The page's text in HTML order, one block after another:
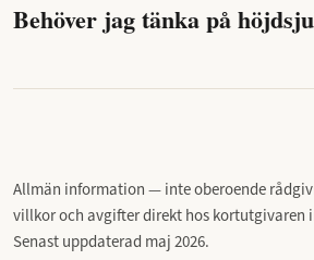
Behöver jag tänka på
Allmän information — inte oberoende
villkor och avgifter direkt hos kortutgivaren
Senast uppdaterad maj 2026.